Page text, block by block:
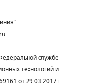
службе
технологий и
от 29.03.2017 г.